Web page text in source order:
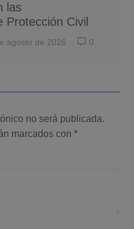
las
Protección Civil
agosto de 2026 0
no será publicada.
marcados con *